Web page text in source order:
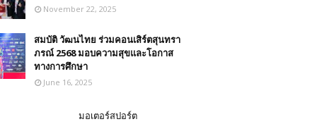
November 22, 2025
สมบัติ วัฒนไทย ร่วมคอนเสิร์ตสุนทรา
ภรณ์ 2568 มอบความสุขและโอกาส
ทางการศึกษา
June 16, 2025
มอเตอร์สปอร์ต